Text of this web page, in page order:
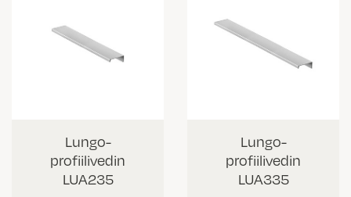
Lungo-
profiilivedin
LUA235
Lungo-
profiilivedin
LUA335